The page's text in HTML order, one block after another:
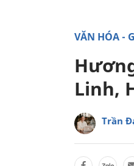
VĂN HÓA -
Linh,
Trần